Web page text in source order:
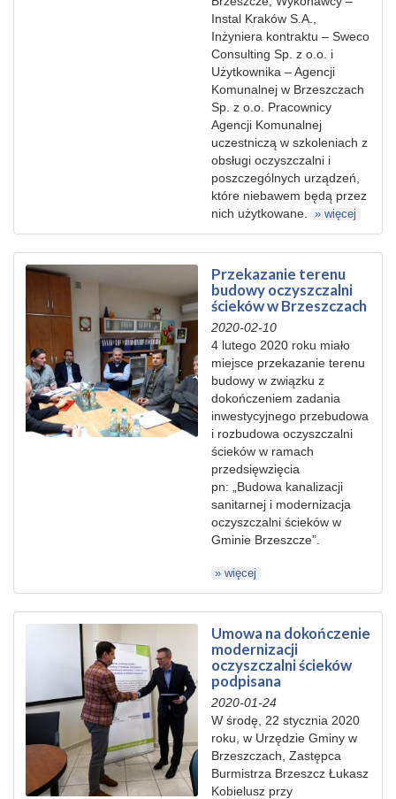
Instal Kraków S.A.,
Inżyniera kontraktu – Sweco
Consulting Sp. z o.o. i
Użytkownika – Agencji
Komunalnej w Brzeszczach
Sp. z o.o. Pracownicy
Agencji Komunalnej
uczestniczą w szkoleniach z
obsługi oczyszczalni i
poszczególnych urządzeń,
które niebawem będą przez
nich użytkowane.
» więcej
Przekazanie terenu
budowy oczyszczalni
ścieków w Brzeszczach
2020-02-10
4 lutego 2020 roku miało
miejsce przekazanie terenu
budowy w związku z
dokończeniem zadania
inwestycyjnego przebudowa
i rozbudowa oczyszczalni
ścieków w ramach
przedsięwzięcia
pn: „Budowa kanalizacji
sanitarnej i modernizacja
oczyszczalni ścieków w
Gminie Brzeszcze”.
» więcej
Umowa na dokończenie
modernizacji
oczyszczalni ścieków
podpisana
2020-01-24
W środę, 22 stycznia 2020
roku, w Urzędzie Gminy w
Brzeszczach, Zastępca
Burmistrza Brzeszcz Łukasz
Kobielusz przy